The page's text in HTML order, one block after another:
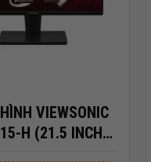
VIEWSONIC
H (21.5 INCH/